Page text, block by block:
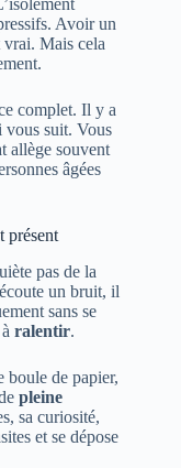
Avoir un
vrai. Mais cela
complet. Il y a
vous suit. Vous
allège souvent
âgées
présent
pas de la
un bruit, il
sans se
ralentir.
boule de papier,
pleine
sa curiosité,
et se dépose